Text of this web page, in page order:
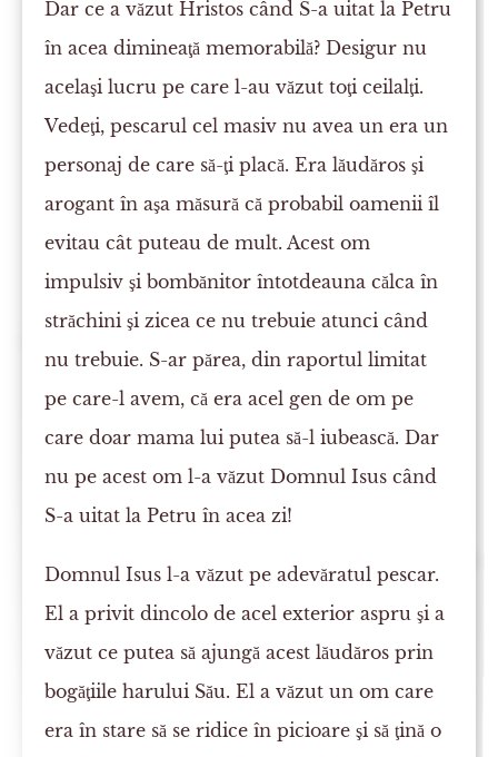
Dar ce a văzut Hristos când S-a uitat la Petru
în acea dimineaţă memorabilă? Desigur nu
acelaşi lucru pe care l-au văzut toţi ceilalţi.
Vedeţi, pescarul cel masiv nu avea un era un
personaj de care să-ţi placă. Era lăudăros şi
arogant în aşa măsură că probabil oamenii îl
evitau cât puteau de mult. Acest om
impulsiv şi bombănitor întotdeauna călca în
străchini şi zicea ce nu trebuie atunci când
nu trebuie. S-ar părea, din raportul limitat
pe care-l avem, că era acel gen de om pe
care doar mama lui putea să-l iubească. Dar
nu pe acest om l-a văzut Domnul Isus când
S-a uitat la Petru în acea zi!
Domnul Isus l-a văzut pe adevăratul pescar.
El a privit dincolo de acel exterior aspru şi a
văzut ce putea să ajungă acest lăudăros prin
bogăţiile harului Său. El a văzut un om care
era în stare să se ridice în picioare şi să ţină o